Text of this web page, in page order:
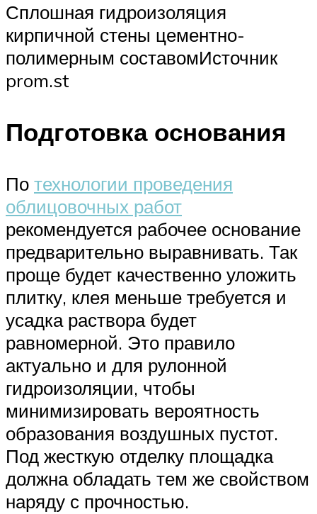
Сплошная гидроизоляция
кирпичной стены цементно-
полимерным составомИсточник
prom.st
Подготовка основания
По технологии проведения
облицовочных работ
рекомендуется рабочее основание
предварительно выравнивать. Так
проще будет качественно уложить
плитку, клея меньше требуется и
усадка раствора будет
равномерной. Это правило
актуально и для рулонной
гидроизоляции, чтобы
минимизировать вероятность
образования воздушных пустот.
Под жесткую отделку площадка
должна обладать тем же свойством
наряду с прочностью.